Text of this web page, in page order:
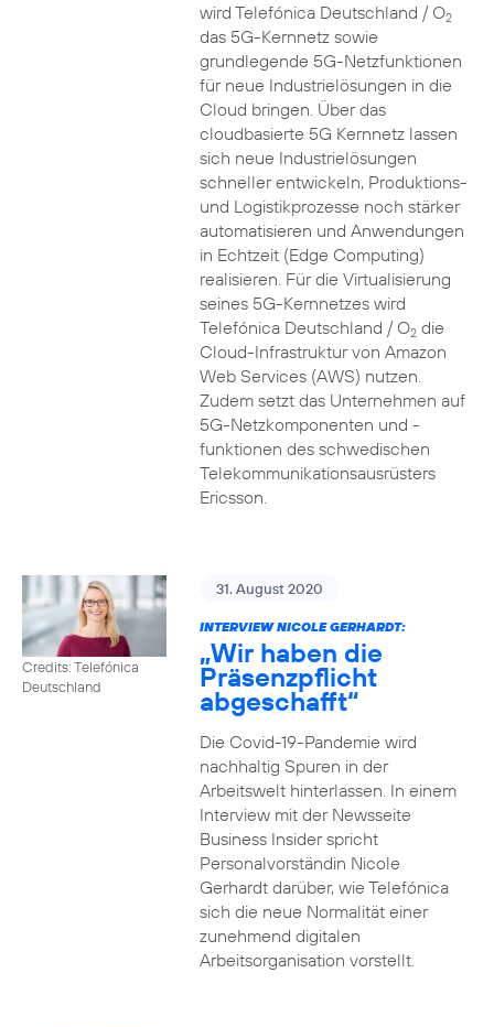
wird Telefónica Deutschland / O2
das 5G-Kernnetz sowie
grundlegende 5G-Netzfunktionen
für neue Industrielösungen in die
Cloud bringen. Über das
cloudbasierte 5G Kernnetz lassen
sich neue Industrielösungen
schneller entwickeln, Produktions-
und Logistikprozesse noch stärker
automatisieren und Anwendungen
in Echtzeit (Edge Computing)
realisieren. Für die Virtualisierung
seines 5G-Kernnetzes wird
Telefónica Deutschland / O2die
Cloud-Infrastruktur von Amazon
Web Services (AWS) nutzen.
Zudem setzt das Unternehmen auf
5G-Netzkomponenten und -
funktionen des schwedischen
Telekommunikationsausrüsters
Ericsson.
Credits: Telefónica
Deutschland
31. August 2020
INTERVIEW NICOLE GERHARDT:
„Wir haben die
Präsenzpflicht
abgeschafft“
Die Covid-19-Pandemie wird
nachhaltig Spuren in der
Arbeitswelt hinterlassen. In einem
Interview mit der Newsseite
Business Insider spricht
Personalvorständin Nicole
Gerhardt darüber, wie Telefónica
sich die neue Normalität einer
zunehmend digitalen
Arbeitsorganisation vorstellt.